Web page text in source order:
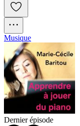
Musique
Dernier épisode